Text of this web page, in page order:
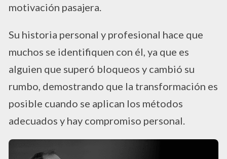
motivación pasajera.
Su historia personal y profesional hace que
muchos se identifiquen con él, ya que es
alguien que superó bloqueos y cambió su
rumbo, demostrando que la transformación es
posible cuando se aplican los métodos
adecuados y hay compromiso personal.